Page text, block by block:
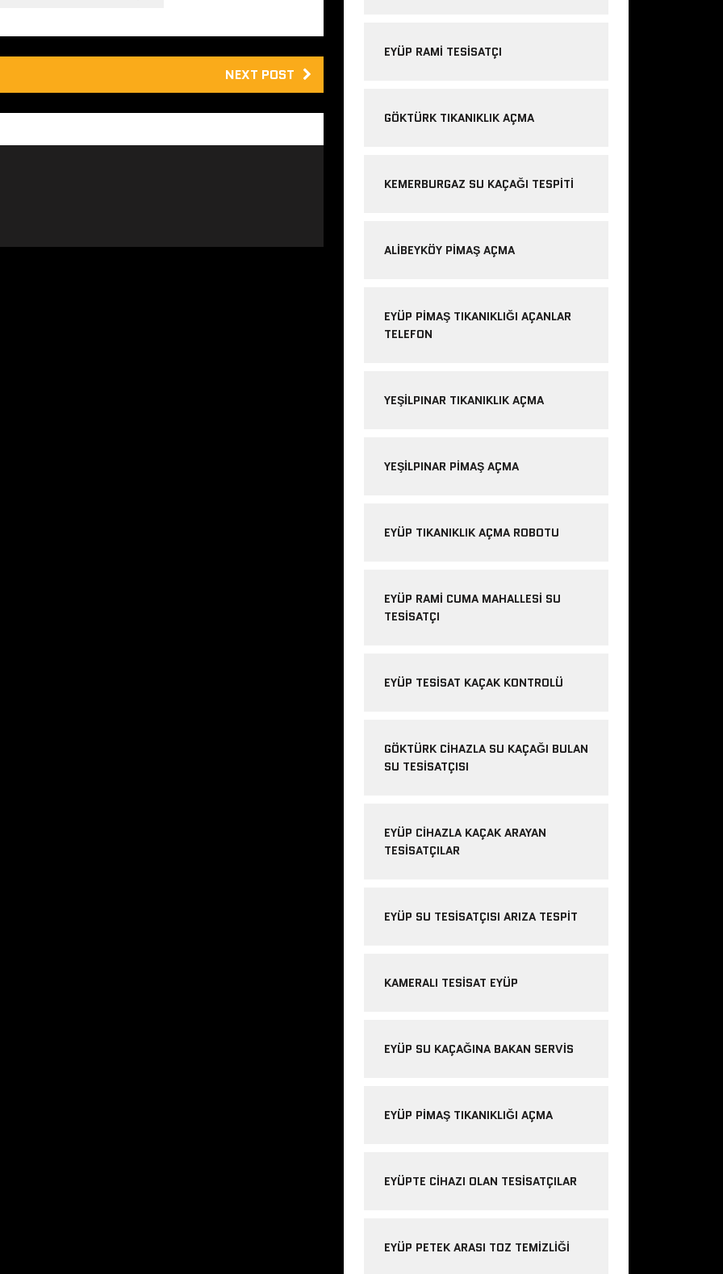
NEXT POST
EYÜP RAMI TESISATÇI
GÖKTÜRK TIKANIKLIK AÇMA
KEMERBURGAZ SU KAÇAĞI TESPITI
ALIBEYKÖY PIMAŞ AÇMA
EYÜP PIMAŞ TIKANIKLIĞI AÇANLAR
TELEFON
YEŞILPINAR TIKANIKLIK AÇMA
YEŞILPINAR PIMAŞ AÇMA
EYÜP TIKANIKLIK AÇMA ROBOTU
EYÜP RAMI CUMA MAHALLESI SU
TESISATÇI
EYÜP TESISAT KAÇAK KONTROLÜ
GÖKTÜRK CIHAZLA SU KAÇAĞI BULAN
SU TESISATÇISI
EYÜP CIHAZLA KAÇAK ARAYAN
TESISATÇILAR
EYÜP SU TESISATÇISI ARIZA TESPIT
KAMERALI TESISAT EYÜP
EYÜP SU KAÇAĞINA BAKAN SERVIS
EYÜP PIMAŞ TIKANIKLIĞI AÇMA
EYÜPTE CIHAZI OLAN TESISATÇILAR
EYÜP PETEK ARASI TOZ TEMIZLIĞI